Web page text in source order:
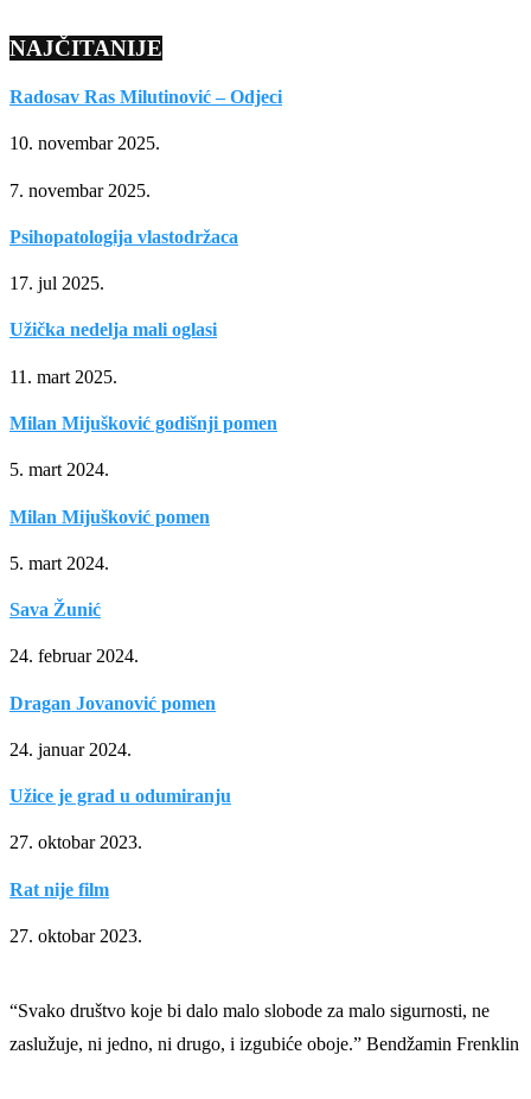
NAJČITANIJE
Radosav Ras Milutinović – Odjeci
10. novembar 2025.
7. novembar 2025.
Psihopatologija vlastodržaca
17. jul 2025.
Užička nedelja mali oglasi
11. mart 2025.
Milan Mijušković godišnji pomen
5. mart 2024.
Milan Mijušković pomen
5. mart 2024.
Sava Žunić
24. februar 2024.
Dragan Jovanović pomen
24. januar 2024.
Užice je grad u odumiranju
27. oktobar 2023.
Rat nije film
27. oktobar 2023.
“Svako društvo koje bi dalo malo slobode za malo sigurnosti, ne
zaslužuje, ni jedno, ni drugo, i izgubiće oboje.” Bendžamin Frenklin